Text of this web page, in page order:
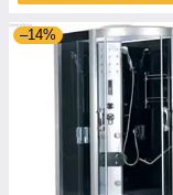
–14%